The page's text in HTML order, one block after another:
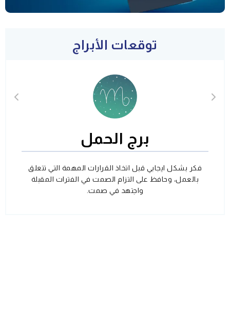
توقعات الأبراج
برج الحمل
فكر بشكل ايجابي قبل اتخاذ القرارات المهمة التي تتعلق
بالعمل، وحافظ على التزام الصمت في الفترات المقبلة
واجتهد في صمت.